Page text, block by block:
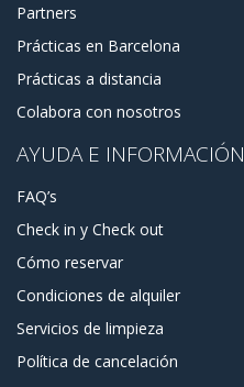
Partners
Prácticas en Barcelona
Prácticas a distancia
Colabora con nosotros
AYUDA E INFORMACIÓN
FAQ’s
Check in y Check out
Cómo reservar
Condiciones de alquiler
Servicios de limpieza
Política de cancelación